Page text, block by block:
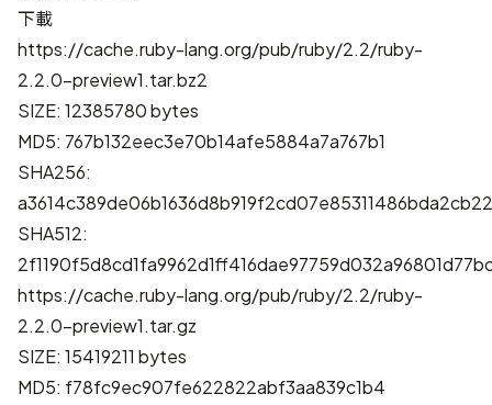
下載
https://cache.ruby-lang.org/pub/ruby/2.2/ruby-
2.2.0-preview1.tar.bz2
SIZE: 12385780 bytes
MD5: 767b132eec3e70b14afe5884a7a767b1
SHA256:
SHA512:
https://cache.ruby-lang.org/pub/ruby/2.2/ruby-
2.2.0-preview1.tar.gz
SIZE: 15419211 bytes
MD5: f78fc9ec907fe622822abf3aa839c1b4